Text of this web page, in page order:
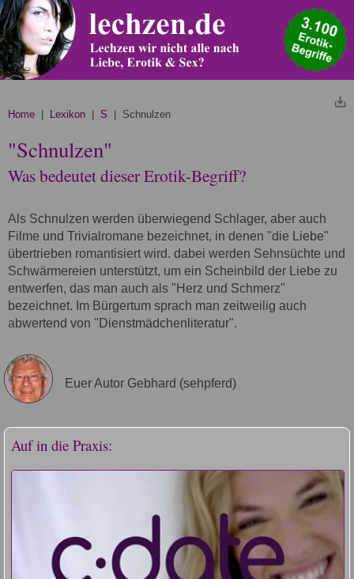
Home Lexikon S | Schnulzen
"Schnulzen"
Was bedeutet dieser Erotik-Begriff?
Als Schnulzen werden überwiegend Schlager, aber auch
Filme und Trivialromane bezeichnet, in denen "die Liebe"
übertrieben romantisiert wird. dabei werden Sehnsüchte und
Schwärmereien unterstützt, um ein Scheinbild der Liebe zu
entwerfen, das man auch als "Herz und Schmerz"
bezeichnet. Im Bürgertum sprach man zeitweilig auch
abwertend von "Dienstmädchenliteratur".
Euer Autor Gebhard (sehpferd)
Auf in die Praxis: